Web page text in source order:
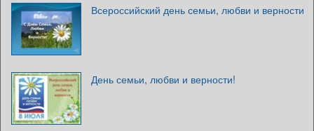
Всероссийский день семьи, любви и верности
День семьи, любви и верности!